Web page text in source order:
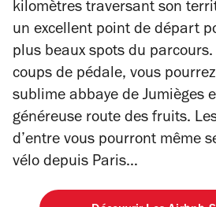
kilomètres traversant son
un excellent point de départ
plus beaux spots du
coups de pédale, vous
sublime abbaye de Jumièges
généreuse route des fruits.
d’entre vous pourront même
vélo depuis Paris…